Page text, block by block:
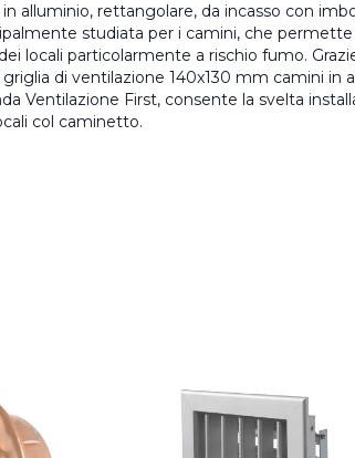
in alluminio, rettangolare, da incasso con
studiata per i camini, che permette
locali particolarmente a rischio fumo.
griglia di ventilazione 140x130 mm camini in
Ventilazione First, consente la svelta
col caminetto.